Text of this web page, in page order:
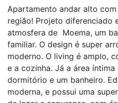
Apartamento andar alto
região! Projeto diferenciado
atmosfera de Moema, um
familiar. O design é super
moderno. O living é amplo,
e a cozinha. Já a área
dormitório e um banheiro.
moderna, e possui uma